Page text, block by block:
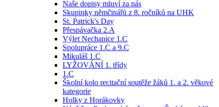
Naše dopisy mluví za nás
Skupinky němčinářů z 8. ročníků na UHK
St. Patrick's Day
Přespávačka 2.A
Výlet Nechanice 1.C
Spolupráce 1.C a 9.C
Mikuláš 1.C
LYŽOVÁNÍ 1. třídy
1.C
Školní kolo recitační soutěže žáků 1. a 2. věkové
kategorie
Holky z Horákovky